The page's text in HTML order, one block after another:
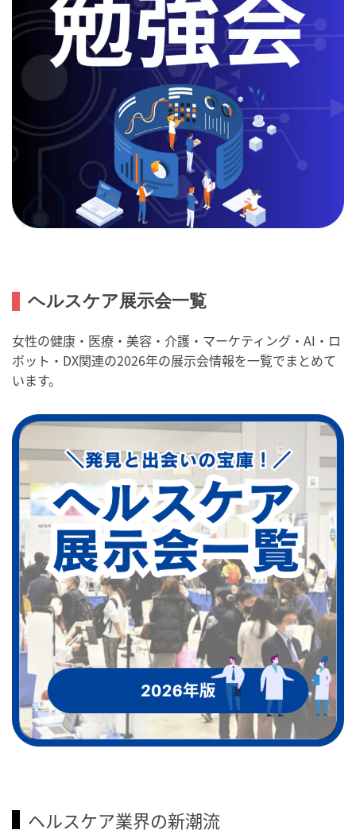
ヘルスケア展示会一覧
女性の健康・医療・美容・介護・マーケティング・AI・ロ
ボット・DX関連の2026年の展示会情報を一覧でまとめて
います。
ヘルスケア業界の新潮流